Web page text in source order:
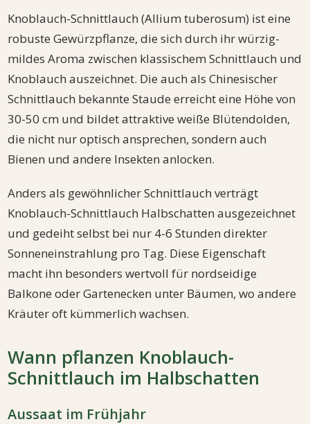
Knoblauch-Schnittlauch (Allium tuberosum) ist eine
robuste Gewürzpflanze, die sich durch ihr würzig-
mildes Aroma zwischen klassischem Schnittlauch und
Knoblauch auszeichnet. Die auch als Chinesischer
Schnittlauch bekannte Staude erreicht eine Höhe von
30-50 cm und bildet attraktive weiße Blütendolden,
die nicht nur optisch ansprechen, sondern auch
Bienen und andere Insekten anlocken.
Anders als gewöhnlicher Schnittlauch verträgt
Knoblauch-Schnittlauch Halbschatten ausgezeichnet
und gedeiht selbst bei nur 4-6 Stunden direkter
Sonneneinstrahlung pro Tag. Diese Eigenschaft
macht ihn besonders wertvoll für nordseidige
Balkone oder Gartenecken unter Bäumen, wo andere
Kräuter oft kümmerlich wachsen.
Wann pflanzen Knoblauch-
Schnittlauch im Halbschatten
Aussaat im Frühjahr